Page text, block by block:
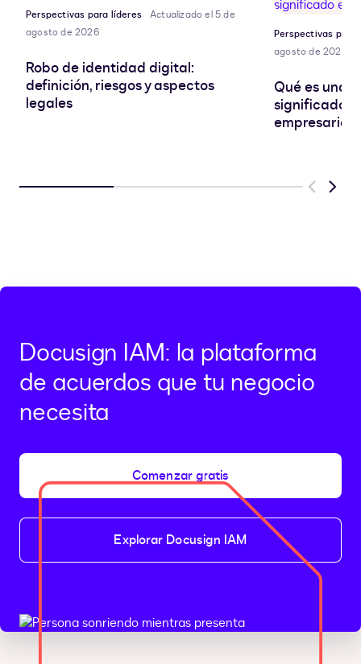
Perspectivas para líderes
Actualizado el 5 de
agosto de 2026
Robo de identidad digital:
definición, riesgos y aspectos
legales
Perspectivas para
agosto de 2026
Qué es una
significado
empresarial
Previous
Next
Docusign IAM: la plataforma
de acuerdos que tu negocio
necesita
Comenzar gratis
Explorar Docusign IAM